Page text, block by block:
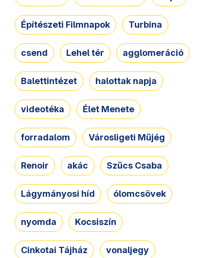
Építészeti Filmnapok Turbina
csend Lehel tér agglomeráció
Balettintézet halottak napja
videotéka Élet Menete
forradalom Városligeti Műjég
Renoir akác Szűcs Csaba
Lágymányosi híd ólomcsövek
nyomda Kocsiszín
Cinkotai Tájház vonaljegy